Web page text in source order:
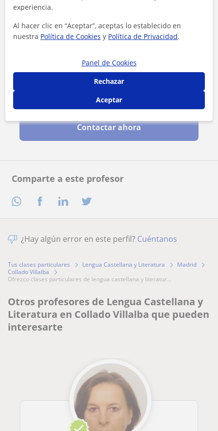
Comparte a este profesor
Al hacer clic, aceptas nuestroaviso legal
Contactar ahora
¿Hay algún error en este perfil? Cuéntanos
Tus clases particulares Lengua Castellana y Literatura
Madrid
Collado Villalba
ofrezco clases particulares de lengua castellana y literatur...
Otros profesores de Lengua Castellana y
Literatura en Collado Villalba que pueden
interesarte
experiencia.
Al hacer clic en “Aceptar”, aceptas lo establecido en
nuestra Política de Cookies y Política de Privacidad.
Panel de Cookies
Rechazar
Aceptar